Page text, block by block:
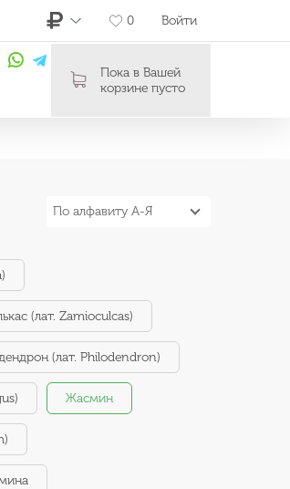
0 Войти
Пока в Вашей
корзине пусто
По алфавиту А-Я
(лат. Zamioculcas)
(лат. Philodendron)
Жасмин